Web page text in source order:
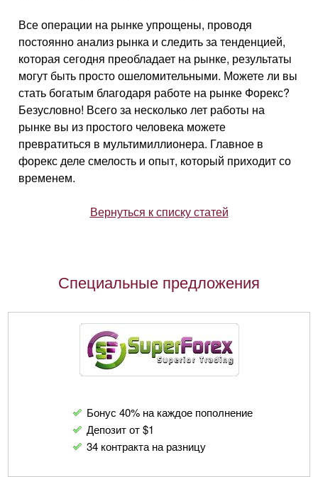
Все операции на рынке упрощены, проводя
постоянно анализ рынка и следить за тенденцией,
которая сегодня преобладает на рынке, результаты
могут быть просто ошеломительными. Можете ли вы
стать богатым благодаря работе на рынке Форекс?
Безусловно! Всего за несколько лет работы на
рынке вы из простого человека можете
превратиться в мультимиллионера. Главное в
форекс деле смелость и опыт, который приходит со
временем.
Вернуться к списку статей
Специальные предложения
Бонус 40% на каждое пополнение
Депозит от $1
34 контракта на разницу